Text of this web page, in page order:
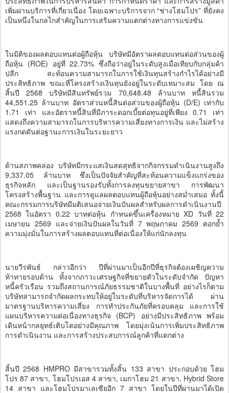
เพิ่มผ่านบริการที่เกี่ยวเนื่อง โดยเฉพาะบริการจาก “ช่างโฮมโปร” ที่ยังคง
เป็นหนึ่งในกลไกสำคัญในการเสริมความแตกต่างทางการแข่งขัน
ในมิติของผลตอบแทนต่อผู้ถือหุ้น บริษัทมีอัตราผลตอบแทนต่อส่วนของผู้
ถือหุ้น (ROE) อยู่ที่ 22.73% ซึ่งถือว่าอยู่ในระดับสูงเมื่อเทียบกับกลุ่มค้า
ปลีก สะท้อนความสามารถในการใช้เงินทุนสร้างกำไรได้อย่างมี
ประสิทธิภาพ ขณะที่โครงสร้างเงินทุนยังอยู่ในระดับเหมาะสม โดย ณ
สิ้นปี 2568 บริษัทมีสินทรัพย์รวม 70,648.48 ล้านบาท หนี้สินรวม
44,551.25 ล้านบาท อัตราส่วนหนี้สินต่อส่วนของผู้ถือหุ้น (D/E) เท่ากับ
1.71 เท่า และอัตราหนี้สินที่มีภาระดอกเบี้ยต่อทุนอยู่ที่เพียง 0.71 เท่า
แสดงถึงความสามารถในการบริหารความเสี่ยงทางการเงิน และไม่สร้าง
แรงกดดันต่อฐานะการเงินในระยะยาว
ด้านสภาพคล่อง บริษัทมีกระแสเงินสดสุทธิจากกิจกรรมดำเนินงานสูงถึง
9,337.05 ล้านบาท ซึ่งเป็นปัจจัยสำคัญที่สะท้อนความแข็งแกร่งของ
ธุรกิจหลัก และเป็นฐานรองรับทั้งการลงทุนขยายสาขา การพัฒนา
โครงสร้างพื้นฐาน และการดูแลผลตอบแทนผู้ถือหุ้นอย่างสม่ำเสมอ ทั้งนี้
คณะกรรมการบริษัทมีมติเสนอจ่ายเงินปันผลสำหรับผลการดำเนินงานปี
2568 ในอัตรา 0.22 บาทต่อหุ้น กำหนดขึ้นเครื่องหมาย XD วันที่ 22
เมษายน 2569 และจ่ายเงินปันผลในวันที่ 7 พฤษภาคม 2569 ตอกย้ำ
ความมุ่งมั่นในการสร้างผลตอบแทนที่ต่อเนื่องให้แก่นักลงทุน
นายวีรพันธ์ กล่าวอีกว่า ปีที่ผ่านมาเป็นอีกปีที่ธุรกิจต้องเผชิญความ
ท้าทายรอบด้าน ทั้งจากภาวะเศรษฐกิจที่ขยายตัวในระดับจำกัด ปัญหา
หนี้ครัวเรือน รวมถึงสถานการณ์ภัยธรรมชาติในบางพื้นที่ อย่างไรก็ตาม
บริษัทสามารถจำกัดผลกระทบให้อยู่ในระดับที่บริหารจัดการได้ ผ่าน
มาตรฐานบริหารความเสี่ยง การทำประกันภัยที่ครอบคลุม และการใช้
แผนบริหารความต่อเนื่องทางธุรกิจ (BCP) อย่างมีประสิทธิภาพ พร้อม
เดินหน้ากลยุทธ์เติบโตอย่างมีคุณภาพ โดยมุ่งเน้นการเพิ่มประสิทธิภาพ
การดำเนินงาน และการสร้างประสบการณ์ลูกค้าที่แตกต่าง
สิ้นปี 2568 HMPRO มีสาขารวมทั้งสิ้น 133 สาขา ประกอบด้วย โฮม
โปร 87 สาขา, โฮมโปรเอส 4 สาขา, เมกาโฮม 21 สาขา, Hybrid Store
14 สาขา และโฮมโปรมาเลเซียอีก 7 สาขา โดยในปีที่ผ่านมาได้เปิด